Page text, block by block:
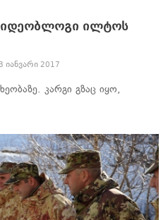
ილტოს
იანვარი 2017
კარგი გზაც იყო,